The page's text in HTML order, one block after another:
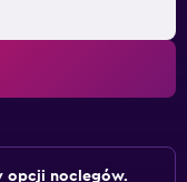
opcji noclegów.